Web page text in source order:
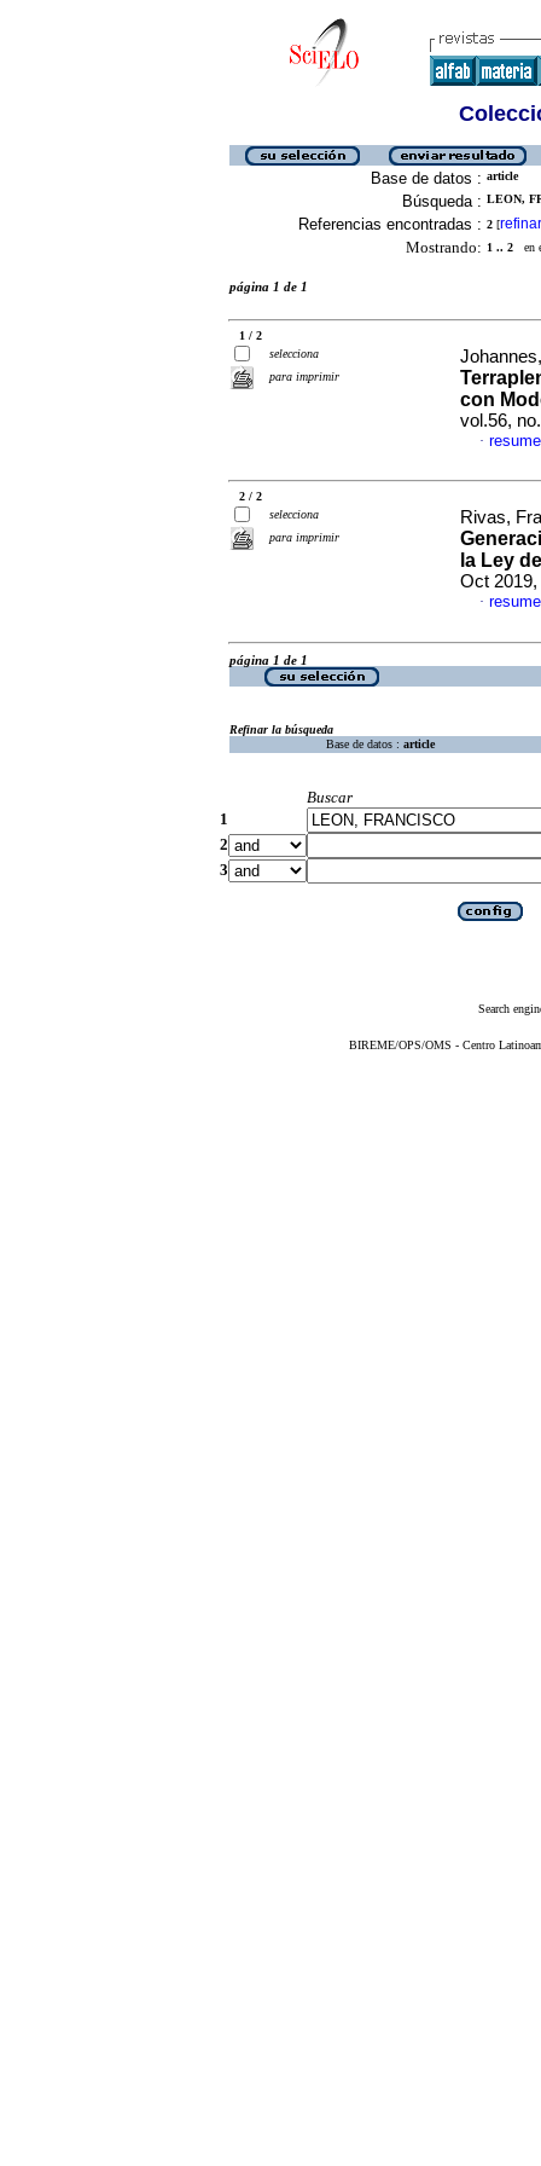
Base de datos : article
Búsqueda : LEON,
Referencias encontradas : 2 [refinar
Mostrando: 1 .. 2 en
página 1 de 1
1 / 2
selecciona
para imprimir
con
vol.56,
·
2 / 2
selecciona
para imprimir
Rivas,
la Ley
Oct 2019,
·
página 1 de 1
Refinar la búsqueda
Base de datos : article
Buscar
1
2
3
Search
BIREME/OPS/OMS - Centro